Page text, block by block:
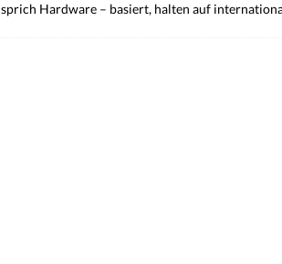
sprich Hardware – basiert, halten auf